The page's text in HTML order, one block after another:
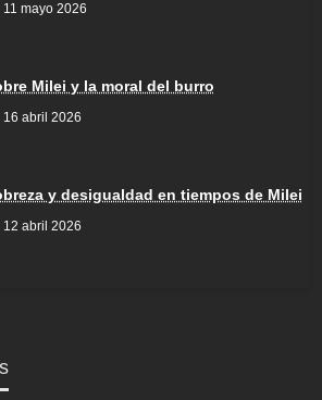
11 mayo 2026
Milei y la moral del burro
16 abril 2026
y desigualdad en tiempos de Milei
12 abril 2026